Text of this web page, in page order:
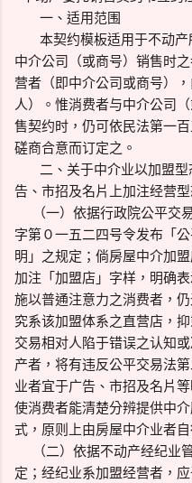
一、适用范围
本契约模板适用于不动产
中介公司（或商号）销售时
营者（即中介公司或商号）
人）。惟消费者与中介公司
售契约时，仍可依民法第一
磋商合意而订定之。
二、关于中介业以加盟型
告、市招及名片上加注经营
（一）依据行政院公平交
字第０一五二四号令发布「
明」之规定；倘房屋中介加
加注「加盟店」字样，明确
施以普通注意力之消费者，
究系该加盟体系之直营店，
交易相对人陷于错误之认知
产者，将有违反公平交易法
业者宜于广告、市招及名片
使消费者能清楚分辨提供中
式，原则上由房屋中介业者自
（二）依据不动产经纪业
定；经纪业系加盟经营者，